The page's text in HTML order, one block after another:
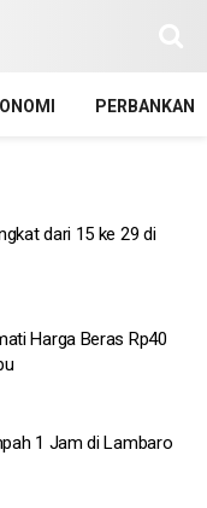
PERBANKAN
dari 15 ke 29 di
Harga Beras Rp40
1 Jam di Lambaro